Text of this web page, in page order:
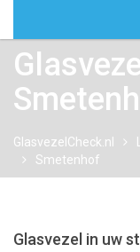
GlasvezelCheck.nl
Smetenhof
Glasvezel in uw